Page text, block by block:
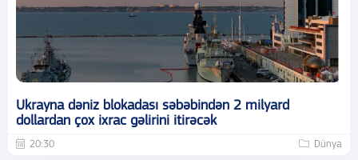
Ukrayna dəniz blokadası səbəbindən 2 milyard
dollardan çox ixrac gəlirini itirəcək
20:30 Dünya